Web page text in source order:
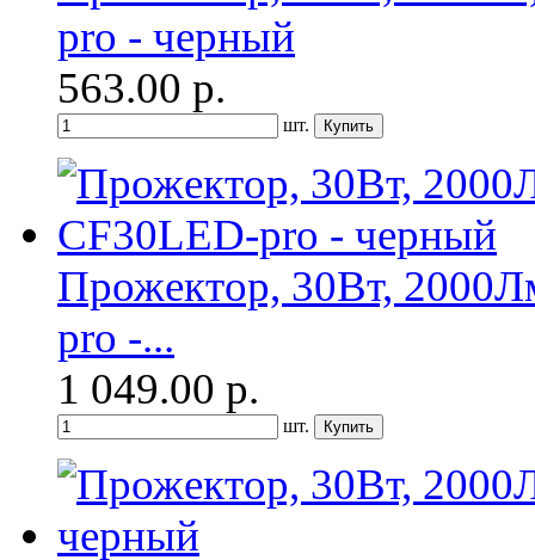
pro - черный
563.00 р.
шт.
Прожектор, 30Вт,
pro -...
1 049.00 р.
шт.